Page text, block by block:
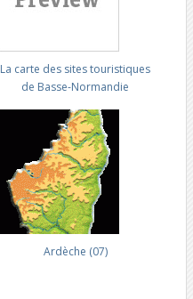
La carte des sites touristiques
de Basse-Normandie
Ardèche (07)